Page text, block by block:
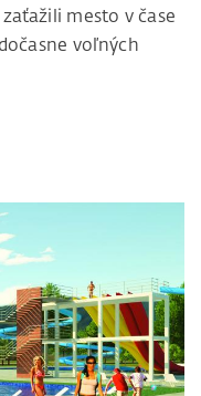
mesto v čase
voľných